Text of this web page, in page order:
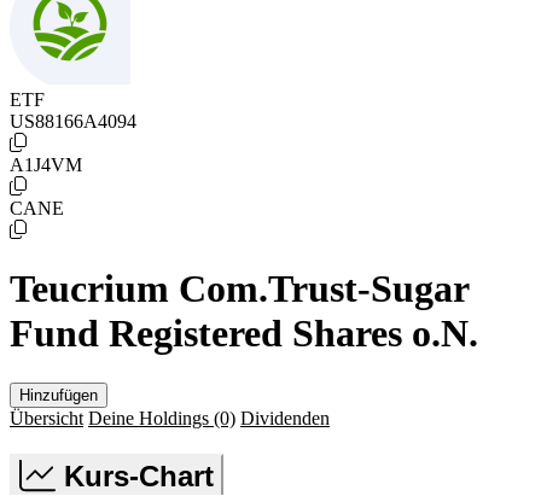
ETF
US88166A4094
A1J4VM
CANE
Teucrium Com.Trust-Sugar
Fund Registered Shares o.N.
Hinzufügen
Übersicht Deine Holdings (0) Dividenden
Kurs-Chart